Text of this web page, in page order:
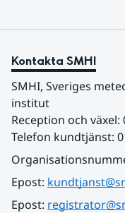
Kontakta SMHI
SMHI, Sveriges
institut
Reception och växel:
Telefon kundtjänst:
Epost:
Epost: